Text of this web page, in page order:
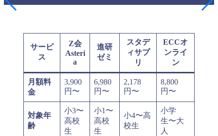
サービ
ス
Z会
Asteri
a
進研
ゼミ
スタデ
ィサプ
リ
ECCオ
ンライ
ン
月額料
金
3,900
円〜
6,980
円〜
2,178
円〜
8,800
円〜
対象年
齢
小3〜
高校
生
小1〜
高校
生
小4〜高
校生
小学
生〜大
人